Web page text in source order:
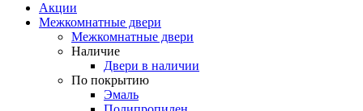
Акции
Межкомнатные двери
Межкомнатные двери
Наличие
Двери в наличии
По покрытию
Эмаль